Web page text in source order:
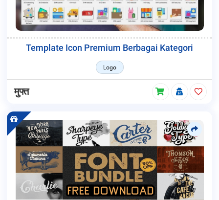
Template Icon Premium Berbagai Kategori
Logo
मुफ्त